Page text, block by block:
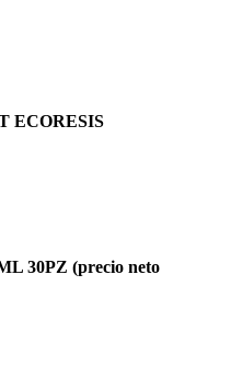
ECORESIS
30PZ (precio neto